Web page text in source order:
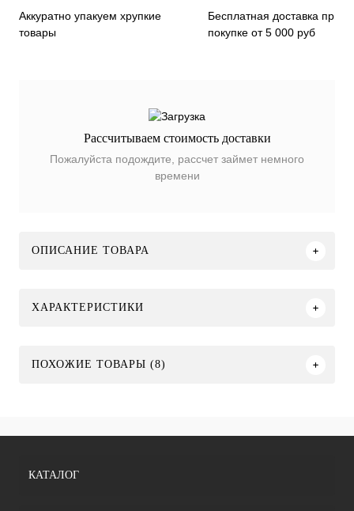
Аккуратно упакуем хрупкие
товары
Бесплатная доставка при
покупке от 5 000 руб
Рассчитываем стоимость доставки
Пожалуйста подождите, рассчет займет немного
времени
ОПИСАНИЕ ТОВАРА
ХАРАКТЕРИСТИКИ
ПОХОЖИЕ ТОВАРЫ (8)
КАТАЛОГ